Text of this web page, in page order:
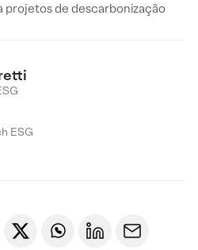
projetos de descarbonização
ESG